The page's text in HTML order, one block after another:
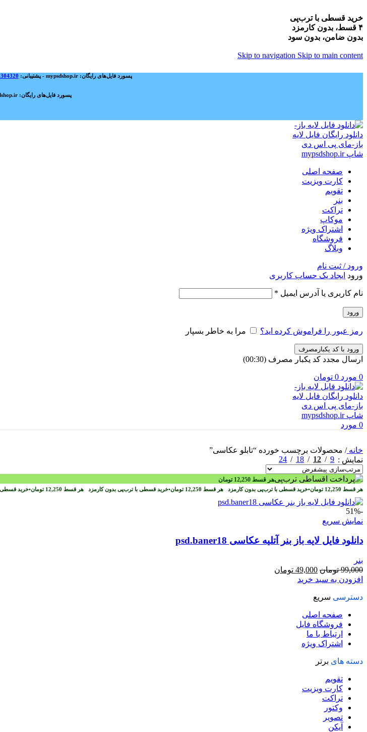
خرید قسطی با ترب‌پی
۴ قسط، بدون کارمزد
بدون ضامن، بدون سود
Skip to navigation Skip to main content
پسورد فایل‌های رایگان: mypsdshop.ir - پشتیبانی: arshiya_ag@yahoo.com
پسورد فایل‌های رایگان: mypsdshop.ir
صفحه اصلی
کارت ویزیت
تقویم
بنر
تراکت
موکاپ
اشتراک ویژه
فروشگاه
وبلاگ
ورود / ثبت نام
ورود ایجاد یک حساب کاربری
نام کاربری یا آدرس ایمیل *
ورود
رمز عبور را فراموش کرده اید؟ مرا به خاطر بسپار
ورود با کد یکبارمصرف
ارسال مجدد کد یکبار مصرف (00:
30
)
0 مورد 0 تومان
0 مورد
خانه/ محصولات برچسب خورده “تابلو عکاسی”
نمایش
9
12
18
24
هر قسط 12,250 تومان
هر قسط 12,250 تومان•خرید قسطی با ترب‌پی بدون کارمزد هر قسط 12,250 تومان•خرید قسطی با ترب‌پی بدون کارمزد هر قسط 12,250 تومان•خرید قسطی
-51%
نمایش سریع
دانلود فایل لایه باز بنر آتلیه عکاسی psd.baner18
بنر
99,000 تومان قیمت
اصلی
بود.
49,000 تومان
افزودن به سبد خرید
دسترسی سریع
صفحه اصلی
فروشگاه فایل
ارتباط با ما
اشتراک ویژه
دسته های برتر
تقویم
کارت ویزیت
تراکت
وکتور
تصویر
آیکن